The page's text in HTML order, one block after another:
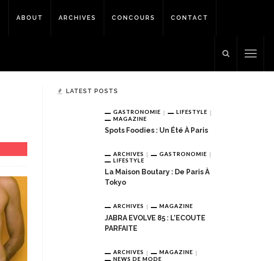
ABOUT ARCHIVES CONCOURS CONTACT
LATEST POSTS
GASTRONOMIE
LIFESTYLE
MAGAZINE
Spots Foodies : Un Été À Paris
ARCHIVES
GASTRONOMIE
LIFESTYLE
La Maison Boutary : De Paris À
Tokyo
ARCHIVES MAGAZINE
JABRA EVOLVE 85 : L’ECOUTE
PARFAITE
ARCHIVES
MAGAZINE
NEWS DE MODE